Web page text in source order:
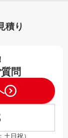
積り
問
日祝）